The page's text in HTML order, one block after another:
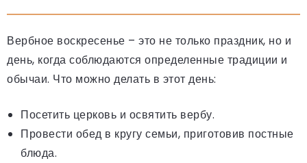
Вербное воскресенье – это не только праздник, но и
день, когда соблюдаются определенные традиции и
обычаи. Что можно делать в этот день:
Посетить церковь и освятить вербу.
Провести обед в кругу семьи, приготовив постные
блюда.